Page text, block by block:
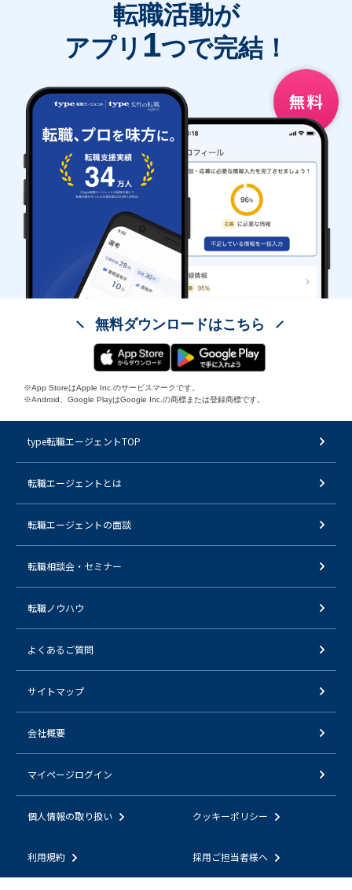
転職活動が
アプリ 1つで完結！
無料ダウンロードはこちら
※App StoreはApple Inc.のサービスマークです。
※Android、Google PlayはGoogle Inc.の商標または登録商標です。
type転職エージェントTOP
転職エージェントとは
転職エージェントの面談
転職相談会・セミナー
転職ノウハウ
よくあるご質問
サイトマップ
会社概要
マイページログイン
個人情報の取り扱い クッキーポリシー
利用規約 採用ご担当者様へ